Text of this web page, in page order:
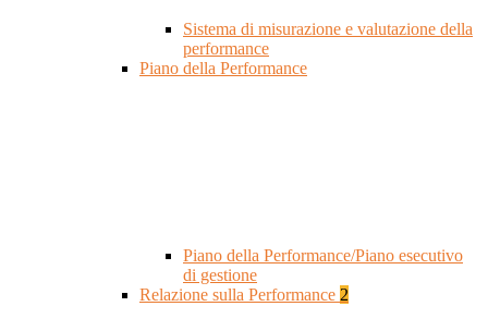
Sistema di misurazione e valutazione della
performance
Piano della Performance
Piano della Performance/Piano esecutivo
di gestione
Relazione sulla Performance 2